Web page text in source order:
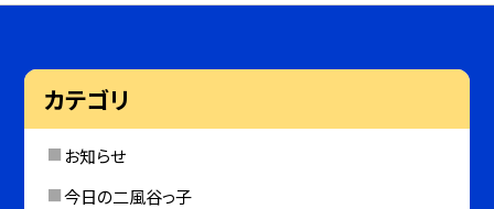
カテゴリ
お知らせ
今日の二風谷っ子